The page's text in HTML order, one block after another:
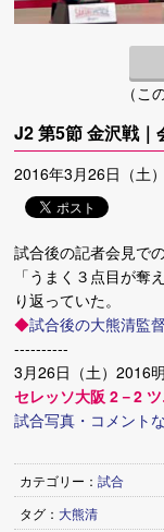
（こ
J2 第5節 金沢戦｜
2016年3月26日（土）
試合後の記者会見で
「うまく３点目が奪
り返っていた。
◆試合後の大熊清監
----------
3月26日（土）2016
セレッソ大阪 2－2
試合写真・コメント
カテゴリー：試合
タグ： 大熊清